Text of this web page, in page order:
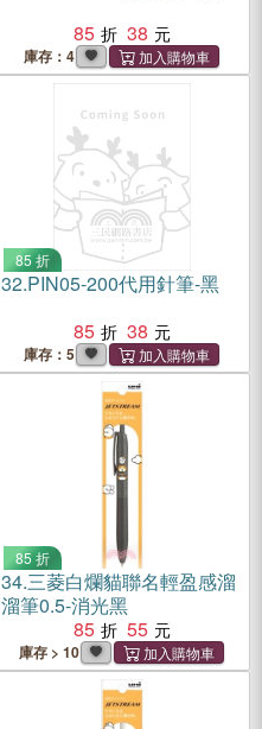
85
38
庫存：4
85 折
32.PIN05-200代用針筆-黑
85
38
庫存：5
85 折
34.三菱白爛貓聯名輕盈感溜
溜筆0.5-消光黑
85
55
庫存 > 10